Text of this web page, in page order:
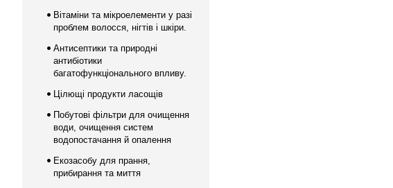
Вітаміни та мікроелементи у разі
проблем волосся, нігтів і шкіри.
Антисептики та природні
антибіотики
багатофункціонального впливу.
Цілющі продукти ласощів
Побутові фільтри для очищення
води, очищення систем
водопостачання й опалення
Екозасобу для прання,
прибирання та миття